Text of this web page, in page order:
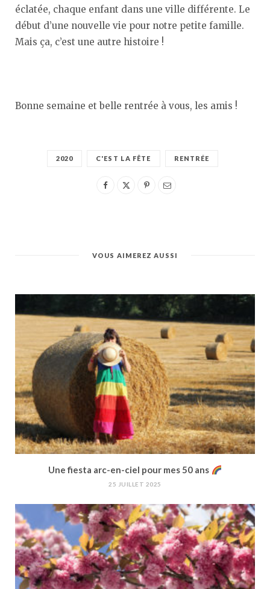
éclatée, chaque enfant dans une ville différente. Le
début d’une nouvelle vie pour notre petite famille.
Mais ça, c’est une autre histoire !
Bonne semaine et belle rentrée à vous, les amis !
2020 C'EST LA FÊTE RENTRÉE
VOUS AIMEREZ AUSSI
Une fiesta arc-en-ciel pour mes 50 ans
25 JUILLET 2025